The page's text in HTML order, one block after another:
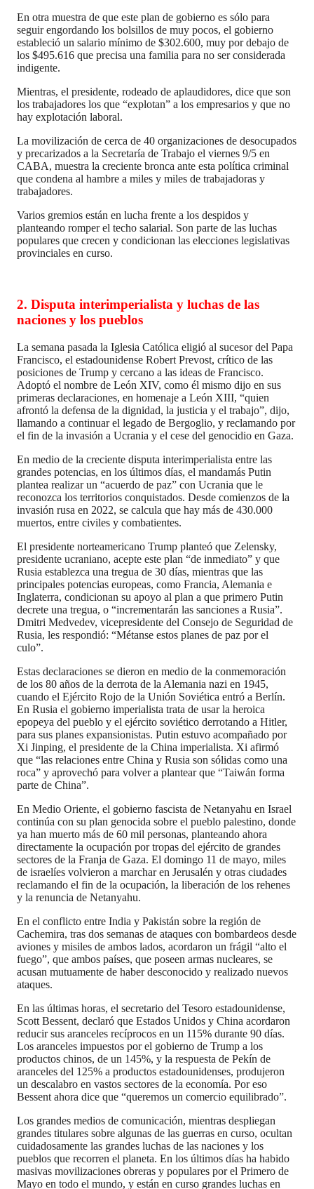
En otra muestra de que este plan de gobierno es sólo para
seguir engordando los bolsillos de muy pocos, el gobierno
estableció un salario mínimo de $302.600, muy por debajo de
los $495.616 que precisa una familia para no ser considerada
indigente.
Mientras, el presidente, rodeado de aplaudidores, dice que son
los trabajadores los que “explotan” a los empresarios y que no
hay explotación laboral.
La movilización de cerca de 40 organizaciones de desocupados
y precarizados a la Secretaría de Trabajo el viernes 9/5 en
CABA, muestra la creciente bronca ante esta política criminal
que condena al hambre a miles y miles de trabajadoras y
trabajadores.
Varios gremios están en lucha frente a los despidos y
planteando romper el techo salarial. Son parte de las luchas
populares que crecen y condicionan las elecciones legislativas
provinciales en curso.
2. Disputa interimperialista y luchas de las
naciones y los pueblos
La semana pasada la Iglesia Católica eligió al sucesor del Papa
Francisco, el estadounidense Robert Prevost, crítico de las
posiciones de Trump y cercano a las ideas de Francisco.
Adoptó el nombre de León XIV, como él mismo dijo en sus
primeras declaraciones, en homenaje a León XIII, “quien
afrontó la defensa de la dignidad, la justicia y el trabajo”, dijo,
llamando a continuar el legado de Bergoglio, y reclamando por
el fin de la invasión a Ucrania y el cese del genocidio en Gaza.
En medio de la creciente disputa interimperialista entre las
grandes potencias, en los últimos días, el mandamás Putin
plantea realizar un “acuerdo de paz” con Ucrania que le
reconozca los territorios conquistados. Desde comienzos de la
invasión rusa en 2022, se calcula que hay más de 430.000
muertos, entre civiles y combatientes.
El presidente norteamericano Trump planteó que Zelensky,
presidente ucraniano, acepte este plan “de inmediato” y que
Rusia establezca una tregua de 30 días, mientras que las
principales potencias europeas, como Francia, Alemania e
Inglaterra, condicionan su apoyo al plan a que primero Putin
decrete una tregua, o “incrementarán las sanciones a Rusia”.
Dmitri Medvedev, vicepresidente del Consejo de Seguridad de
Rusia, les respondió: “Métanse estos planes de paz por el
culo”.
Estas declaraciones se dieron en medio de la conmemoración
de los 80 años de la derrota de la Alemania nazi en 1945,
cuando el Ejército Rojo de la Unión Soviética entró a Berlín.
En Rusia el gobierno imperialista trata de usar la heroica
epopeya del pueblo y el ejército soviético derrotando a Hitler,
para sus planes expansionistas. Putin estuvo acompañado por
Xi Jinping, el presidente de la China imperialista. Xi afirmó
que “las relaciones entre China y Rusia son sólidas como una
roca” y aprovechó para volver a plantear que “Taiwán forma
parte de China”.
En Medio Oriente, el gobierno fascista de Netanyahu en Israel
continúa con su plan genocida sobre el pueblo palestino, donde
ya han muerto más de 60 mil personas, planteando ahora
directamente la ocupación por tropas del ejército de grandes
sectores de la Franja de Gaza. El domingo 11 de mayo, miles
de israelíes volvieron a marchar en Jerusalén y otras ciudades
reclamando el fin de la ocupación, la liberación de los rehenes
y la renuncia de Netanyahu.
En el conflicto entre India y Pakistán sobre la región de
Cachemira, tras dos semanas de ataques con bombardeos desde
aviones y misiles de ambos lados, acordaron un frágil “alto el
fuego”, que ambos países, que poseen armas nucleares, se
acusan mutuamente de haber desconocido y realizado nuevos
ataques.
En las últimas horas, el secretario del Tesoro estadounidense,
Scott Bessent, declaró que Estados Unidos y China acordaron
reducir sus aranceles recíprocos en un 115% durante 90 días.
Los aranceles impuestos por el gobierno de Trump a los
productos chinos, de un 145%, y la respuesta de Pekín de
aranceles del 125% a productos estadounidenses, produjeron
un descalabro en vastos sectores de la economía. Por eso
Bessent ahora dice que “queremos un comercio equilibrado”.
Los grandes medios de comunicación, mientras despliegan
grandes titulares sobre algunas de las guerras en curso, ocultan
cuidadosamente las grandes luchas de las naciones y los
pueblos que recorren el planeta. En los últimos días ha habido
masivas movilizaciones obreras y populares por el Primero de
Mayo en todo el mundo, y están en curso grandes luchas en